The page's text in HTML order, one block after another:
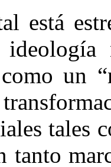
está
un
tales
tanto